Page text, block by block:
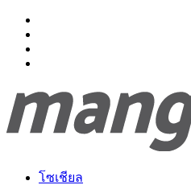
โซเชียล